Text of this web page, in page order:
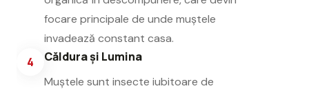
focare principale de unde muștele
invadează constant casa.
4 Căldura și Lumina
Muștele sunt insecte iubitoare de